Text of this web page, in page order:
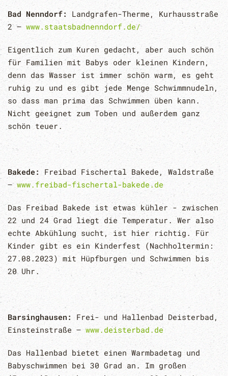
Bad Nenndorf: Landgrafen-Therme, Kurhausstraße
2 – www.staatsbadnenndorf.de/
Eigentlich zum Kuren gedacht, aber auch schön
für Familien mit Babys oder kleinen Kindern,
denn das Wasser ist immer schön warm, es geht
ruhig zu und es gibt jede Menge Schwimmnudeln,
so dass man prima das Schwimmen üben kann.
Nicht geeignet zum Toben und außerdem ganz
schön teuer.
Bakede: Freibad Fischertal Bakede, Waldstraße
–www.freibad-fischertal-bakede.de
Das Freibad Bakede ist etwas kühler - zwischen
22 und 24 Grad liegt die Temperatur. Wer also
echte Abkühlung sucht, ist hier richtig. Für
Kinder gibt es ein Kinderfest (Nachholtermin:
27.08.2023) mit Hüpfburgen und Schwimmen bis
20 Uhr.
Barsinghausen: Frei- und Hallenbad Deisterbad,
Einsteinstraße – www.deisterbad.de
Das Hallenbad bietet einen Warmbadetag und
Babyschwimmen bei 30 Grad an. Im großen